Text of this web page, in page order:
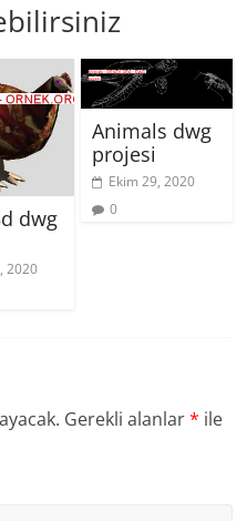
dwg
2020
Animals dwg
projesi
Ekim 29, 2020
0
Gerekli alanlar* ile